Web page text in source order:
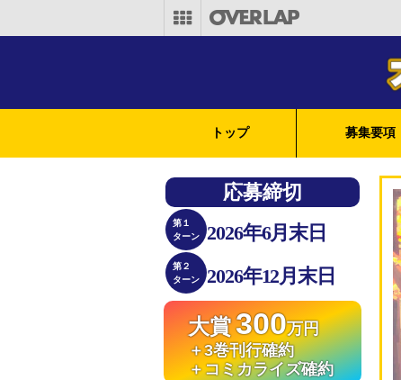
トップ 募集要項
応募締切
第１
ターン
2026年6月末日
第２
ターン
2026年12月末日
大賞300万円
＋3巻刊行確約
＋コミカライズ確約